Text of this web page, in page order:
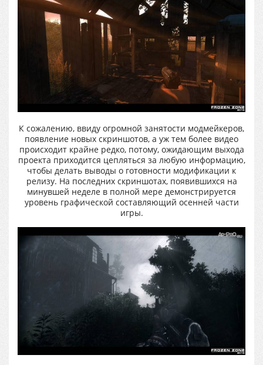
К сожалению, ввиду огромной занятости модмейкеров,
появление новых скриншотов, а уж тем более видео
происходит крайне редко, потому, ожидающим выхода
проекта приходится цепляться за любую информацию,
чтобы делать выводы о готовности модификации к
релизу. На последних скриншотах, появившихся на
минувшей неделе в полной мере демонстрируется
уровень графической составляющий осенней части
игры.